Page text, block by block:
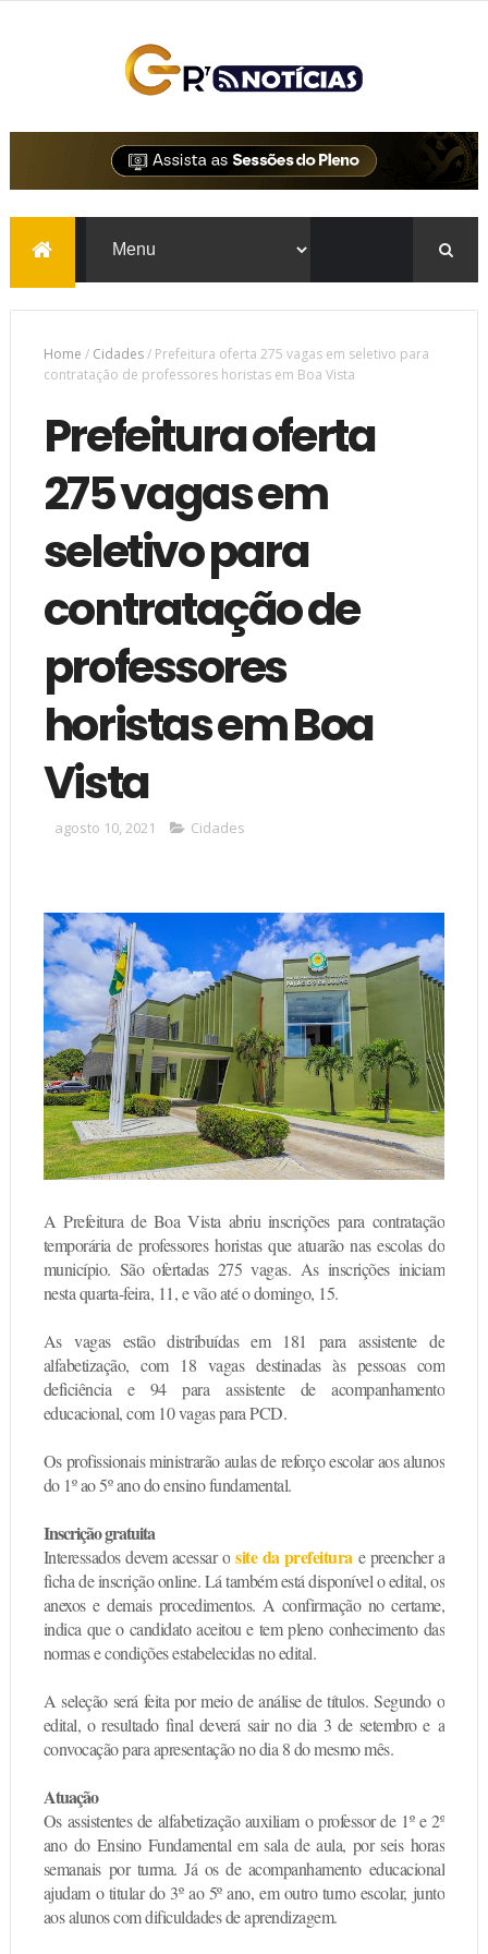
Home / Cidades/ Prefeitura oferta 275 vagas em seletivo para
contratação de professores horistas em Boa Vista
Prefeitura oferta
275 vagas em
seletivo para
contratação de
professores
horistas em Boa
Vista
agosto 10, 2021 Cidades
A Prefeitura de Boa Vista abriu inscrições para contratação
temporária de professores horistas que atuarão nas escolas do
município. São ofertadas 275 vagas. As inscrições iniciam
nesta quarta-feira, 11, e vão até o domingo, 15.
As vagas estão distribuídas em 181 para assistente de
alfabetização, com 18 vagas destinadas às pessoas com
deficiência e 94 para assistente de acompanhamento
educacional, com 10 vagas para PCD.
Os profissionais ministrarão aulas de reforço escolar aos alunos
do 1º ao 5º ano do ensino fundamental.
Inscrição gratuita
Interessados devem acessar o site da prefeitura e preencher a
ficha de inscrição online. Lá também está disponível o edital, os
anexos e demais procedimentos. A confirmação no certame,
indica que o candidato aceitou e tem pleno conhecimento das
normas e condições estabelecidas no edital.
A seleção será feita por meio de análise de títulos. Segundo o
edital, o resultado final deverá sair no dia 3 de setembro ea
convocação para apresentação no dia 8 do mesmo mês.
Atuação
Os assistentes de alfabetização auxiliam o professor de 1º e 2º
ano do Ensino Fundamental em sala de aula, por seis horas
semanais por turma. Já os de acompanhamento educacional
ajudam o titular do 3º ao 5º ano, em outro turno escolar, junto
aos alunos com dificuldades de aprendizagem.